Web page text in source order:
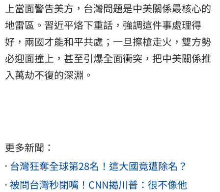
上當面警告美方，台灣問題是中美關係最核心的
地雷區。習近平烙下重話，強調這件事處理得
好，兩國才能和平共處；一旦擦槍走火，雙方勢
必迎面撞上，甚至引爆全面衝突，把中美關係推
入萬劫不復的深淵。
更多新聞：
台灣狂奪全球第28名！這大國竟遭除名？
被問台灣秒閉嘴！CNN揭川普：很不像他